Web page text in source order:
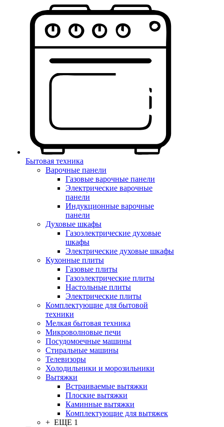
Бытовая техника
Варочные панели
Газовые варочные панели
Электрические варочные
панели
Индукционные варочные
панели
Духовые шкафы
Газоэлектрические духовые
шкафы
Электрические духовые шкафы
Кухонные плиты
Газовые плиты
Газоэлектрические плиты
Настольные плиты
Электрические плиты
Комплектующие для бытовой
техники
Мелкая бытовая техника
Микроволновые печи
Посудомоечные машины
Стиральные машины
Телевизоры
Холодильники и морозильники
Вытяжки
Встраиваемые вытяжки
Плоские вытяжки
Каминные вытяжки
Комплектующие для вытяжек
+ ЕЩЕ 1